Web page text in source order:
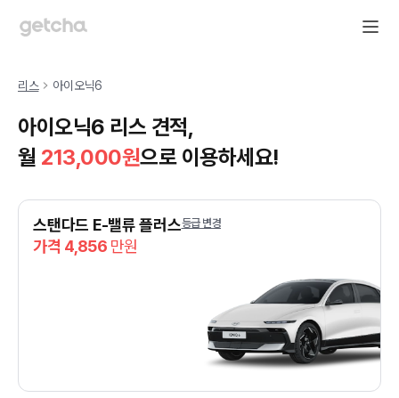
리스 아이오닉6
아이오닉6 리스 견적,
월 213,000원으로 이용하세요!
스탠다드 E-밸류 플러스등급 변경
가격 4,856 만원